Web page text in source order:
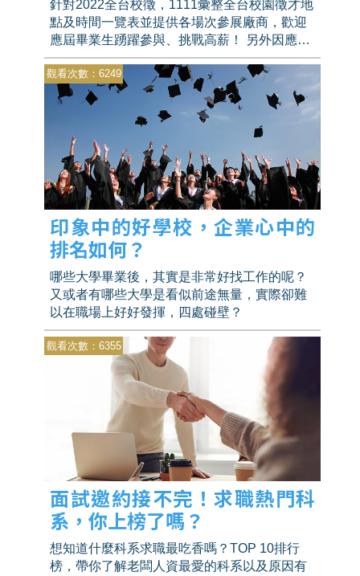
針對2022全台校徵，1111彙整全台校園徵才地
點及時間一覽表並提供各場次參展廠商，歡迎
應屆畢業生踴躍參與、挑戰高薪！ 另外因應疫
情，1111人力銀行與多所知名大學聯合舉辦
2022聯合線上校園徵才，提供新鮮人更多管道
了解企業相關職缺。
觀看次數：6249
印象中的好學校，企業心中的
排名如何？
哪些大學畢業後，其實是非常好找工作的呢？
又或者有哪些大學是看似前途無量，實際卻難
以在職場上好好發揮，四處碰壁？
觀看次數：6355
面試邀約接不完！求職熱門科
系，你上榜了嗎？
想知道什麼科系求職最吃香嗎？TOP 10排行
榜，帶你了解老闆人資最愛的科系以及原因有